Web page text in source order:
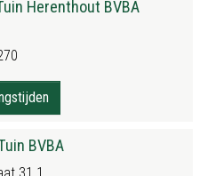
Herenthout BVBA
BVBA